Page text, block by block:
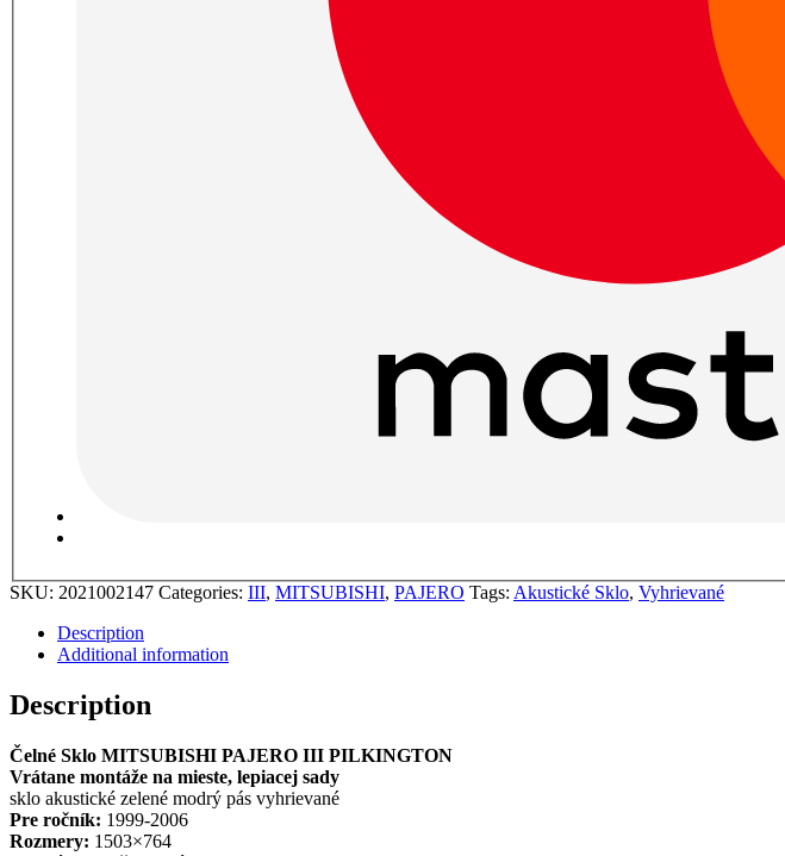
SKU: 2021002147 Categories: III, MITSUBISHI, PAJERO Tags: Akustické Sklo, Vyhrievané
Description
Additional information
Description
Čelné Sklo MITSUBISHI PAJERO III PILKINGTON
Vrátane montáže na mieste, lepiacej sady
sklo akustické zelené modrý pás vyhrievané
Pre ročník: 1999-2006
Rozmery: 1503×764